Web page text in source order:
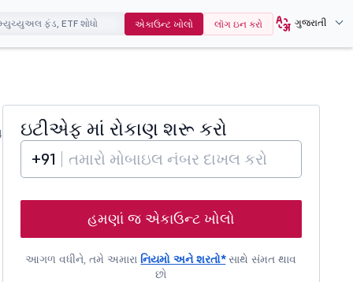
એકાઉન્ટ ખોલો લૉગ ઇન કરો ગુજરાતી
ઇટીએફમાં રોકાણ શરૂ કરો
+91
હમણાં જ એકાઉન્ટ ખોલો
આગળ વધીને, તમે અમારા નિયમો અને શરતો*સાથે સંમત થાવ
છો